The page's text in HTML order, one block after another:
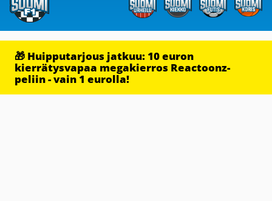
🎁 Huipputarjous jatkuu: 10 euron
kierrätysvapaa megakierros Reactoonz-
peliin - vain 1 eurolla!